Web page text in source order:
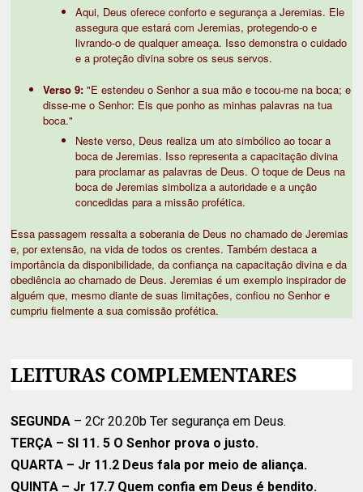
Aqui, Deus oferece conforto e segurança a Jeremias. Ele
assegura que estará com Jeremias, protegendo-o e
livrando-o de qualquer ameaça. Isso demonstra o cuidado
e a proteção divina sobre os seus servos.
Verso 9: "E estendeu o Senhor a sua mão e tocou-me na boca; e
disse-me o Senhor: Eis que ponho as minhas palavras na tua
boca."
Neste verso, Deus realiza um ato simbólico ao tocar a
boca de Jeremias. Isso representa a capacitação divina
para proclamar as palavras de Deus. O toque de Deus na
boca de Jeremias simboliza a autoridade e a unção
concedidas para a missão profética.
Essa passagem ressalta a soberania de Deus no chamado de Jeremias
e, por extensão, na vida de todos os crentes. Também destaca a
importância da disponibilidade, da confiança na capacitação divina e da
obediência ao chamado de Deus. Jeremias é um exemplo inspirador de
alguém que, mesmo diante de suas limitações, confiou no Senhor e
cumpriu fielmente a sua comissão profética.
LEITURAS COMPLEMENTARES
SEGUNDA – 2Cr 20.20b Ter segurança em Deus.
TERÇA – SI 11. 5 O Senhor prova o justo.
QUARTA – Jr 11.2 Deus fala por meio de aliança.
QUINTA – Jr 17.7 Quem confia em Deus é bendito.